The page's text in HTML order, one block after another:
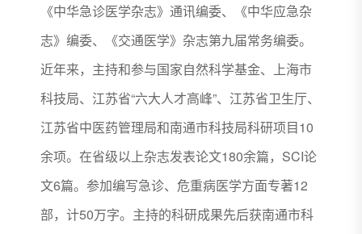
《中华急诊医学杂志》通讯编委、《中华应急杂
志》编委、《交通医学》杂志第九届常务编委。
近年来，主持和参与国家自然科学基金、上海市
科技局、江苏省“六大人才高峰”、江苏省卫生厅、
江苏省中医药管理局和南通市科技局科研项目10
余项。在省级以上杂志发表论文180余篇，SCI论
文6篇。参加编写急诊、危重病医学方面专著12
部，计50万字。主持的科研成果先后获南通市科